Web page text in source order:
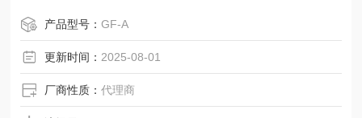
产品型号：GF-A
更新时间： 2025-08-01
厂商性质：代理商